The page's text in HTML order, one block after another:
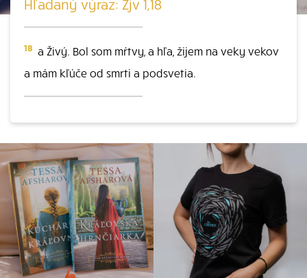
Hľadaný výraz: Zjv 1,18
18 a Živý. Bol som mŕtvy, a hľa, žijem na veky vekov
a mám kľúče od smrti a podsvetia.